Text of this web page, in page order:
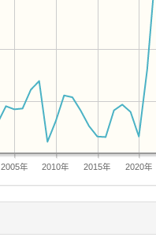
2005年 2010年 2015年 2020年